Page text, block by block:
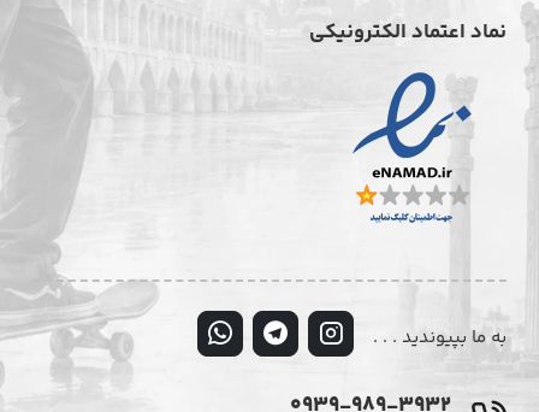
نماد اعتماد الکترونیکی
به ما بپیوندید . . .